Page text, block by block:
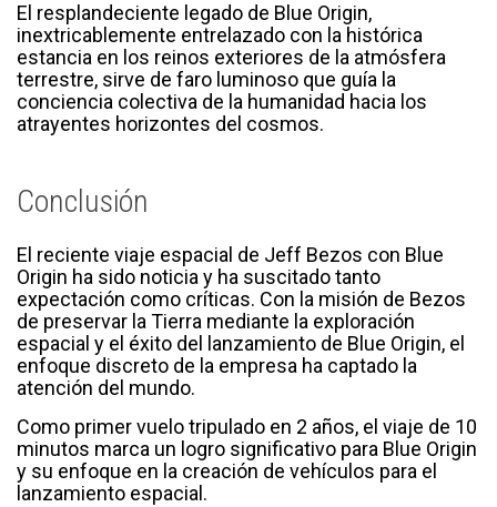
El resplandeciente legado de Blue Origin,
inextricablemente entrelazado con la histórica
estancia en los reinos exteriores de la atmósfera
terrestre, sirve de faro luminoso que guía la
conciencia colectiva de la humanidad hacia los
atrayentes horizontes del cosmos.
Conclusión
El reciente viaje espacial de Jeff Bezos con Blue
Origin ha sido noticia y ha suscitado tanto
expectación como críticas. Con la misión de Bezos
de preservar la Tierra mediante la exploración
espacial y el éxito del lanzamiento de Blue Origin, el
enfoque discreto de la empresa ha captado la
atención del mundo.
Como primer vuelo tripulado en 2 años, el viaje de 10
minutos marca un logro significativo para Blue Origin
y su enfoque en la creación de vehículos para el
lanzamiento espacial.